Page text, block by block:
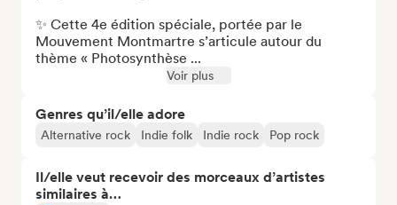
✨ Cette 4e édition spéciale, portée par le
Mouvement Montmartre s’articule autour du
thème « Photosynthèse ...
Voir plus
Genres qu’il/elle adore
Alternative rock Indie folk Indie rock Pop rock
Il/elle veut recevoir des morceaux d’artistes
similaires à…